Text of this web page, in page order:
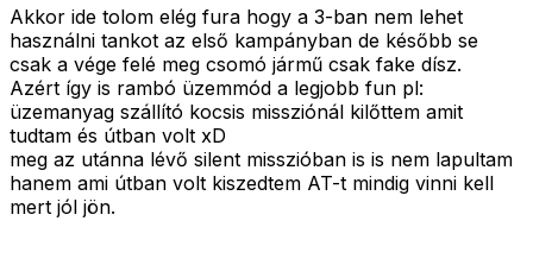
Akkor ide tolom elég fura hogy a 3-ban nem lehet
használni tankot az első kampányban de később se
csak a vége felé meg csomó jármű csak fake dísz.
Azért így is rambó üzemmód a legjobb fun pl:
üzemanyag szállító kocsis missziónál kilőttem amit
tudtam és útban volt xD
meg az utánna lévő silent misszióban is is nem lapultam
hanem ami útban volt kiszedtem AT-t mindig vinni kell
mert jól jön.